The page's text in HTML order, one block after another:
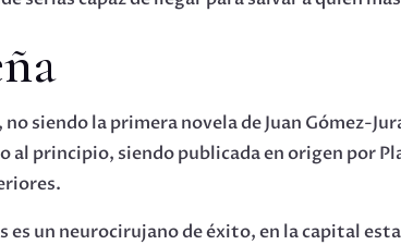
, no siendo la primera novela de Juan Gómez-
al principio, siendo publicada en origen por
es un neurocirujano de éxito, en la capital